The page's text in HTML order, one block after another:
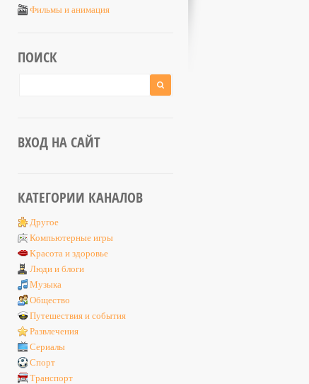
Фильмы и анимация
ПОИСК
ВХОД НА САЙТ
КАТЕГОРИИ КАНАЛОВ
Другое
Компьютерные игры
Красота и здоровье
Люди и блоги
Музыка
Общество
Путешествия и события
Развлечения
Сериалы
Спорт
Транспорт